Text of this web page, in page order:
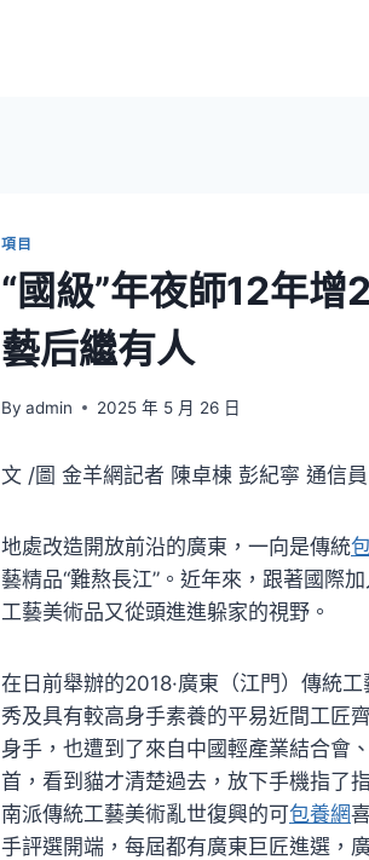
項目
“國級”年夜師12年
藝后繼有人
By admin 2025 年 5 月 26 日
文 /圖 金羊網記者 陳卓棟 彭紀寧 通信
地處改造開放前沿的廣東，一向是傳統
藝精品“難熬長江”。近年來，跟著國際
工藝美術品又從頭進進躲家的視野。
在日前舉辦的2018·廣東（江門）傳統
秀及具有較高身手素養的平易近間工匠
身手，也遭到了來自中國輕產業結合會
首，看到貓才清楚過去，放下手機指了
南派傳統工藝美術亂世復興的可包養網
手評選開端，每屆都有廣東巨匠進選，